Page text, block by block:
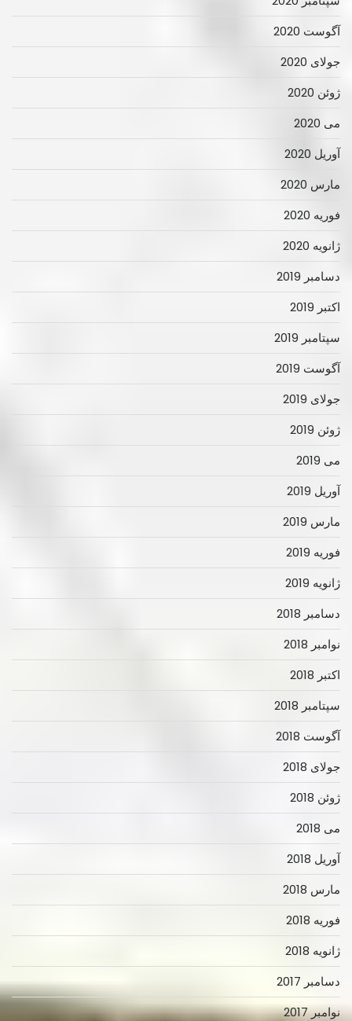
آگوست 2020
جولای 2020
ژوئن 2020
می 2020
آوریل 2020
مارس 2020
فوریه 2020
ژانویه 2020
دسامبر 2019
اکتبر 2019
سپتامبر 2019
آگوست 2019
جولای 2019
ژوئن 2019
می 2019
آوریل 2019
مارس 2019
فوریه 2019
ژانویه 2019
دسامبر 2018
نوامبر 2018
اکتبر 2018
سپتامبر 2018
آگوست 2018
جولای 2018
ژوئن 2018
می 2018
آوریل 2018
مارس 2018
فوریه 2018
ژانویه 2018
دسامبر 2017
نوامبر 2017